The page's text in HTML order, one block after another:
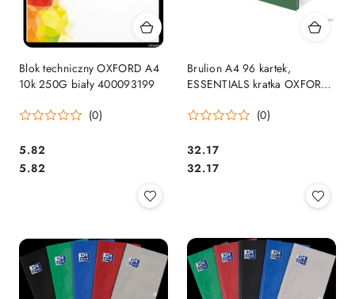
Blok techniczny OXFORD A4
10k 250G biały 400093199
(0)
Cena:
5.82
Cena:
5.82
Brulion A4 96 kartek,
ESSENTIALS kratka OXFORD
(0)
Cena:
32.17
Cena:
32.17